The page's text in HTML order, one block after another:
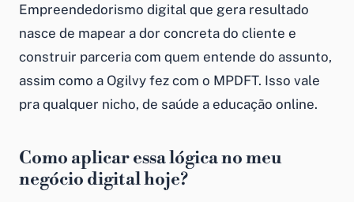
Empreendedorismo digital que gera resultado
nasce de mapear a dor concreta do cliente e
construir parceria com quem entende do assunto,
assim como a Ogilvy fez com o MPDFT. Isso vale
pra qualquer nicho, de saúde a educação online.
Como aplicar essa lógica no meu
negócio digital hoje?